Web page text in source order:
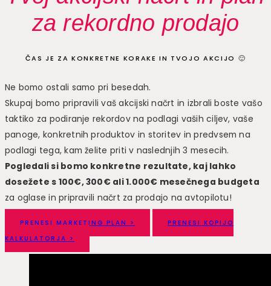
za rekordno prodajo
ČAS JE ZA KONKRETNE KORAKE IN TVOJO AKCIJO 🙂
Ne bomo ostali samo pri besedah.
Skupaj bomo pripravili vaš akcijski načrt in izbrali boste vašo
taktiko za podiranje rekordov na podlagi vaših ciljev, vaše
panoge, konkretnih produktov in storitev in predvsem na
podlagi tega, kam želite priti v naslednjih 3 mesecih.
Pogledali si bomo konkretne rezultate, kaj lahko
dosežete s 100€, 300€ ali 1.000€ mesečnega budgeta
za oglase in pripravili načrt za prodajo na avtopilotu!
PRENESI MARKETING PLAN >
PRENESI KOPIJO
KALKULATORJA >